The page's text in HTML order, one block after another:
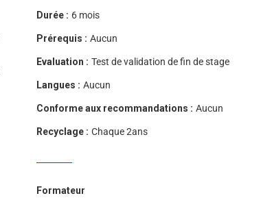
Durée : 6 mois
Prérequis : Aucun
Evaluation : Test de validation de fin de stage
Langues : Aucun
Conforme aux recommandations : Aucun
Recyclage : Chaque 2ans
Formateur